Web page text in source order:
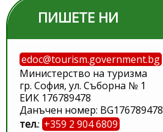
ПИШЕТЕ НИ
edoc@tourism.government.bg
Министерство на туризма
гр. София, ул. Съборна № 1
ЕИК 176789478
Данъчен номер: BG176789478
тел.: +359 2 904 6809